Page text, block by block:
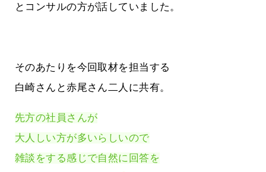
とコンサルの方が話していました。
そのあたりを今回取材を担当する
白崎さんと赤尾さん二人に共有。
先方の社員さんが
大人しい方が多いらしいので
雑談をする感じで自然に回答を